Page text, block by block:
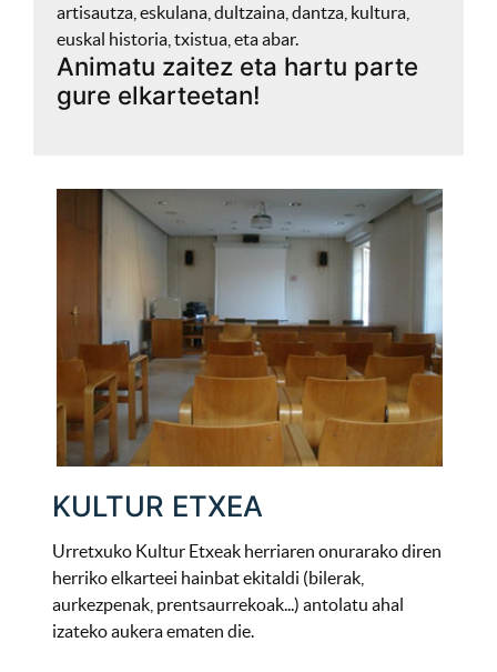
artisautza, eskulana, dultzaina, dantza, kultura,
euskal historia, txistua, eta abar.
Animatu zaitez eta hartu parte
gure elkarteetan!
KULTUR ETXEA
Urretxuko Kultur Etxeak herriaren onurarako diren
herriko elkarteei hainbat ekitaldi (bilerak,
aurkezpenak, prentsaurrekoak...) antolatu ahal
izateko aukera ematen die.